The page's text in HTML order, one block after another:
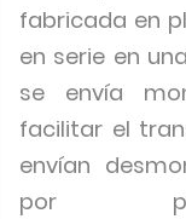
fabricada en
en serie en
se envía
facilitar el
envían
por